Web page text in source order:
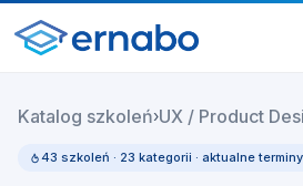
Katalog szkoleń›UX / Product
43 szkoleń · 23 kategorii · aktualne